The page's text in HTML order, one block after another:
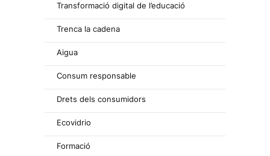
Transformació digital de l’educació
Trenca la cadena
Aigua
Consum responsable
Drets dels consumidors
Ecovidrio
Formació